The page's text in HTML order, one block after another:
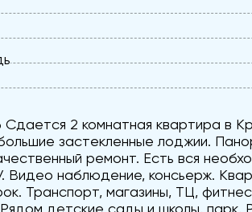
Сдается 2 комнатная квартира в
застекленные лоджии.
ремонт. Есть вся
Видео наблюдение, консьерж.
Транспорт, магазины, ТЦ,
детские сады и школы, парк,